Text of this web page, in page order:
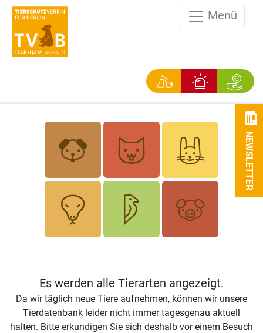
Menü
NEWSLETTER
Es werden alle Tierarten angezeigt.
Da wir täglich neue Tiere aufnehmen, können wir unsere
Tierdatenbank leider nicht immer tagesgenau aktuell
halten. Bitte erkundigen Sie sich deshalb vor einem Besuch